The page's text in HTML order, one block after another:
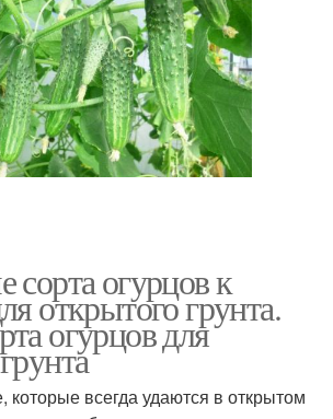
сорта огурцов к
открытого грунта.
огурцов для
которые всегда удаются в открытом